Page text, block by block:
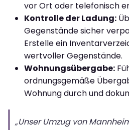
vor Ort oder telefonisch
Kontrolle der Ladung:
Gegenstände sicher
Erstelle ein
wertvoller Gegenstände.
Wohnungsübergabe:
ordnungsgemäße
Wohnung durch und
„Unser Umzug von